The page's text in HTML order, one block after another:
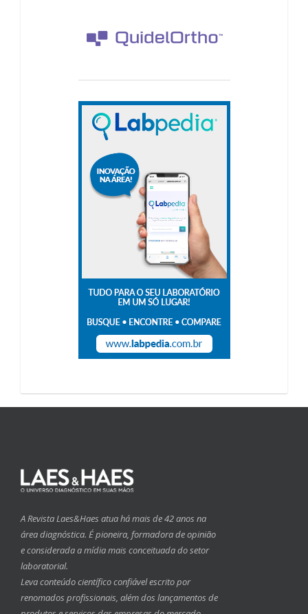
A Revista Laes&Haes atua há mais de 42 anos na
área diagnóstica. É pioneira, formadora de opinião
e considerada a mídia mais conceituada do setor
laboratorial.
Leva conteúdo científico confiável escrito por
renomados profissionais, além dos lançamentos de